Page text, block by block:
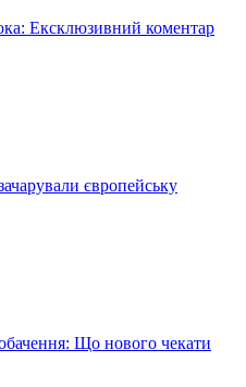
Ексклюзивний коментар
європейську
Що нового чекати